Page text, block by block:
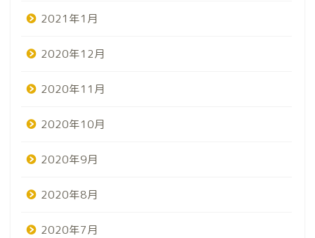
2021年1月
2020年12月
2020年11月
2020年10月
2020年9月
2020年8月
2020年7月